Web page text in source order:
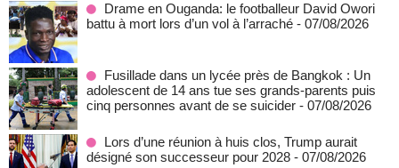
Drame en Ouganda: le footballeur David Owori
battu à mort lors d’un vol à l’arraché - 07/08/2026
Fusillade dans un lycée près de Bangkok : Un
adolescent de 14 ans tue ses grands-parents puis
cinq personnes avant de se suicider - 07/08/2026
Lors d’une réunion à huis clos, Trump aurait
désigné son successeur pour 2028 - 07/08/2026